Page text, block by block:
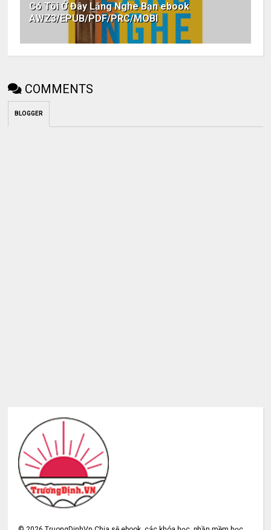
Có Tôi Ở Đây Lắng Nghe Bạn ebook
AWZ3/EPUB/PDF/PRC/MOBI
COMMENTS
BLOGGER